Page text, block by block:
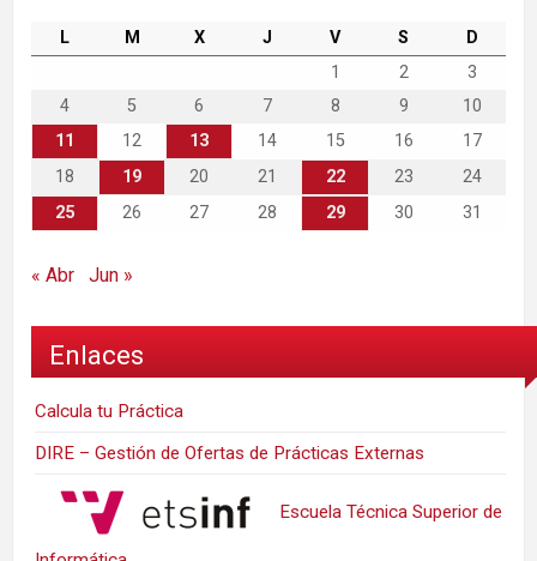
L M X J V S
D
1
2
3
4
5 6 7 8 9
10
11
12 13 14 15 16
17
18
19 20 21 22 23
24
25
26 27 28 29 30 31
« Abr Jun »
Enlaces
Calcula tu Práctica
DIRE – Gestión de Ofertas de Prácticas Externas
Escuela Técnica Superior de